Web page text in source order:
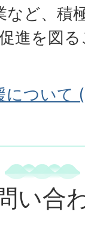
など、積
進を図
について
い合